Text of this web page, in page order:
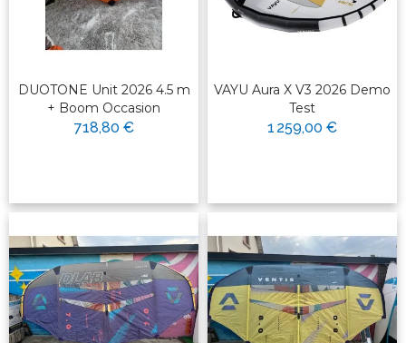
DUOTONE Unit 2026 4.5 m
+ Boom Occasion
718,80 €
VAYU Aura X V3 2026 Demo
Test
1 259,00 €